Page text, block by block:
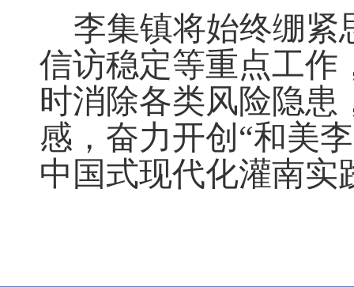
李集镇将始终绷紧
信访稳定等重点工作
时消除各类风险隐患
感，奋力开创“和美
中国式现代化灌南实